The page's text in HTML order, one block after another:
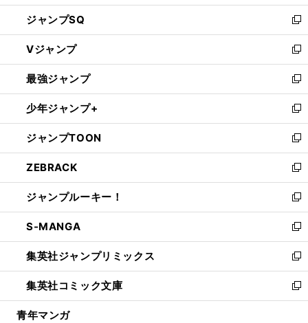
し
い
ウ
ィ
ン
ド
ウ
で
開
く
ジャンプSQ
新
し
い
ウ
ィ
ン
ド
ウ
で
開
く
Vジャンプ
新
し
い
ウ
ィ
ン
ド
ウ
で
開
く
最強ジャンプ
新
し
い
ウ
ィ
ン
ド
ウ
で
開
く
少年ジャンプ+
新
し
い
ウ
ィ
ン
ド
ウ
で
開
く
ジャンプTOON
新
し
い
ウ
ィ
ン
ド
ウ
で
開
く
ZEBRACK
新
し
い
ウ
ィ
ン
ド
ウ
で
開
ジャンプルーキー！
新
し
い
ウ
ィ
ン
ド
ウ
S-MANGA
新
し
い
ウ
ィ
ン
集英社ジャンプリミックス
新
し
い
ウ
集英社コミック文庫
新
し
青年マンガ